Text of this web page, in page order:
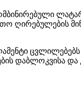
ღირებულების
დაბლოკვისა